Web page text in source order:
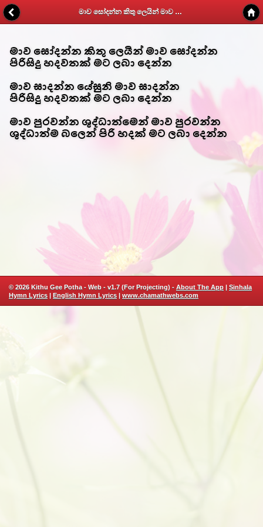
මාව සෝදන්න කිතු ලෙයින් මාව සෝදන්න - Kithunu Gee Potha - Web v1.7
මාව සෝදන්න කිතු ලෙයින් මාව සෝදන්න
පිරිසිදු හදවතක් මට ලබා දෙන්න
මාව සාදන්න යේසුනි මාව සාදන්න
පිරිසිදු හදවතක් මට ලබා දෙන්න
මාව පුරවන්න ශුද්ධාත්මෙන් මාව පුරවන්න
ශුද්ධාත්ම බලෙන් පිරි හදක් මට ලබා දෙන්න
© 2026 Kithu Gee Potha - Web - v1.7 (For Projecting) - About The App | Sinhala
Hymn Lyrics | English Hymn Lyrics | www.chamathwebs.com